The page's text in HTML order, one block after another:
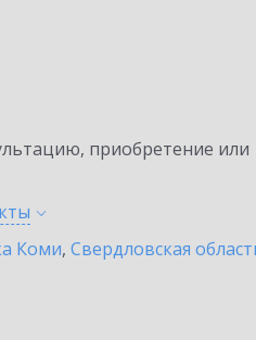
приобретение или
Коми, Свердловская